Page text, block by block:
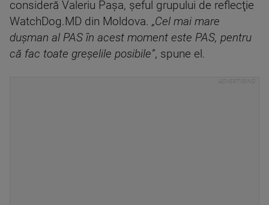
consideră Valeriu Paşa, şeful grupului de reflecţie
WatchDog.MD din Moldova. „Cel mai mare
duşman al PAS în acest moment este PAS, pentru
că fac toate greşelile posibile”, spune el.